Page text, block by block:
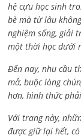
hệ cựu học sinh
bè mà từ lâu
nghiệm sống, giải
một thời học dưới
Đến nay, nhu cầu
mở, buộc lòng
hơn, hình thức
Với trang này,
được giữ lại hết,